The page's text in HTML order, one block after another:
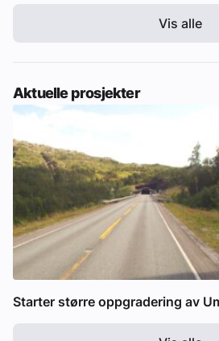
Vis alle
Aktuelle prosjekter
Starter større oppgradering av